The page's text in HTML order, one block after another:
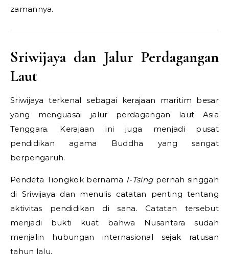
zamannya.
Sriwijaya dan Jalur Perdagangan
Laut
Sriwijaya terkenal sebagai kerajaan maritim besar
yang menguasai jalur perdagangan laut Asia
Tenggara. Kerajaan ini juga menjadi pusat
pendidikan agama Buddha yang sangat
berpengaruh.
Pendeta Tiongkok bernama I-Tsingpernah singgah
di Sriwijaya dan menulis catatan penting tentang
aktivitas pendidikan di sana. Catatan tersebut
menjadi bukti kuat bahwa Nusantara sudah
menjalin hubungan internasional sejak ratusan
tahun lalu.